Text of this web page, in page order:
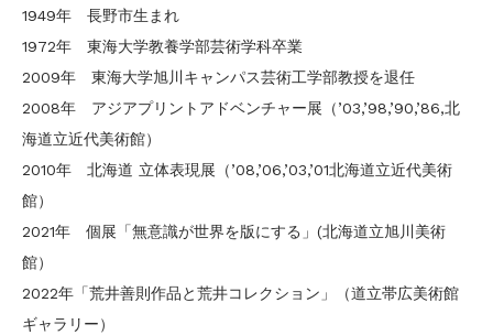
1949年 長野市生まれ
1972年 東海大学教養学部芸術学科卒業
2009年 東海大学旭川キャンパス芸術工学部教授を退任
2008年 アジアプリントアドベンチャー展（’03,’98,’90,’86,北
海道立近代美術館）
2010年 北海道 立体表現展（’08,’06,’03,’01北海道立近代美術
館）
2021年 個展「無意識が世界を版にする」(北海道立旭川美術
館）
2022年「荒井善則作品と荒井コレクション」（道立帯広美術館
ギャラリー）